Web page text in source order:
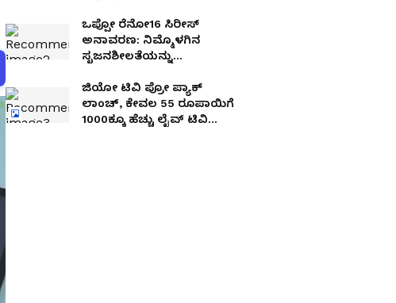
ಒಪ್ಪೋ ರೆನೋ16 ಸಿರೀಸ್‌
ಅನಾವರಣ: ನಿಮ್ಮೊಳಗಿನ
ಸೃಜನಶೀಲತೆಯನ್ನು
ಸ್ಮಾರ್ಟ್‌ಫೋನ್‌
ಜಿಯೋ ಟಿವಿ ಪ್ರೋ ಪ್ಯಾಕ್
ಲಾಂಚ್, ಕೇವಲ 55 ರೂಪಾಯಿಗೆ
1000ಕ್ಕೂ ಹೆಚ್ಚು ಲೈವ್ ಟಿವಿ